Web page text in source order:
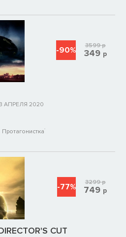
АПРЕЛЯ 2020
Протагонистка
-90% 3599р
349 р
CUT
-77% 3299р
749 р